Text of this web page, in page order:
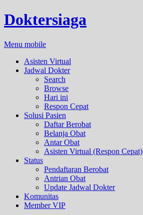
Doktersiaga
Menu mobile
Asisten Virtual
Jadwal Dokter
Search
Browse
Hari ini
Respon Cepat
Solusi Pasien
Daftar Berobat
Belanja Obat
Antar Obat
Asisten Virtual (Respon Cepat)
Status
Pendaftaran Berobat
Antrian Obat
Update Jadwal Dokter
Komunitas
Member VIP